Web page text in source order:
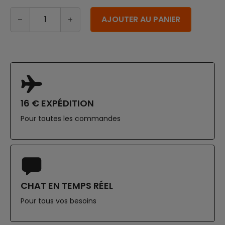
quantité de Assiettes triangulaires en feuilles de
AJOUTER AU PANIER
Alternative:
16 € EXPÉDITION
Pour toutes les commandes
CHAT EN TEMPS RÉEL
Pour tous vos besoins